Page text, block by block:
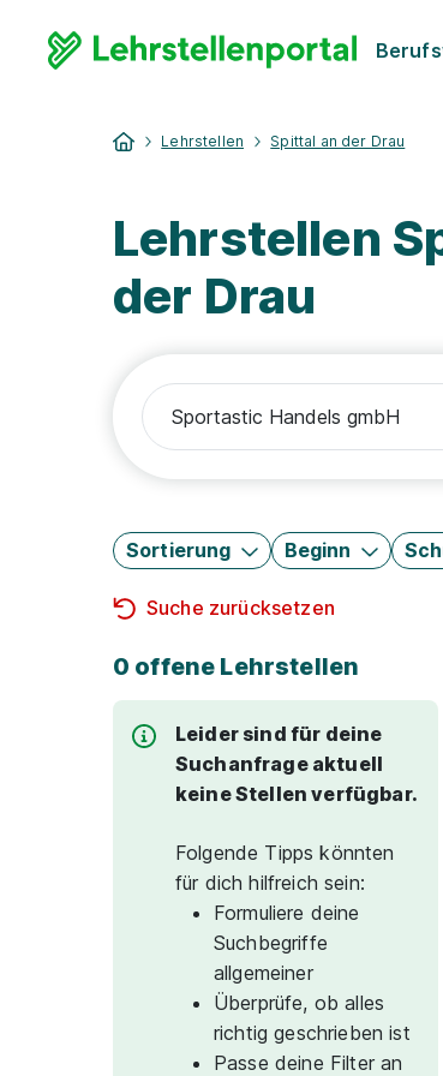
Lehrstellen Spittal an der Drau
Lehrstellen
der Drau
Sortierung Beginn
Suche zurücksetzen
0 offene Lehrstellen
Leider sind für deine
Suchanfrage aktuell
keine Stellen verfügbar.
Folgende Tipps könnten
für dich hilfreich sein:
Formuliere deine
Suchbegriffe
allgemeiner
Überprüfe, ob alles
richtig geschrieben ist
Passe deine Filter an